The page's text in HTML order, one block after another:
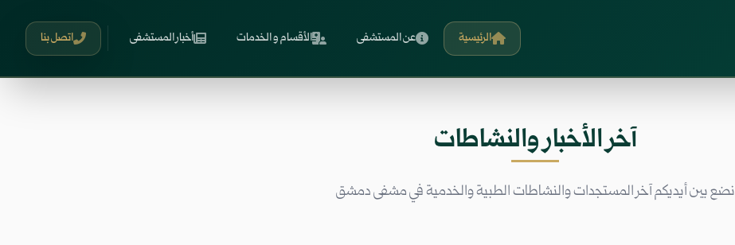
الرئيسية عن المستشفى الأقسام و الخدمات أخبار المستشفى اتصل بنا
آخر الأخبار والنشاطات
نضع بين أيديكم آخر المستجدات والنشاطات الطبية والخدمية في مشفى دمشق